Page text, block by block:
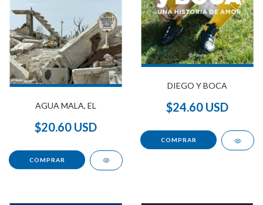
AGUA MALA, EL
$20.60 USD
DIEGO Y BOCA
$24.60 USD